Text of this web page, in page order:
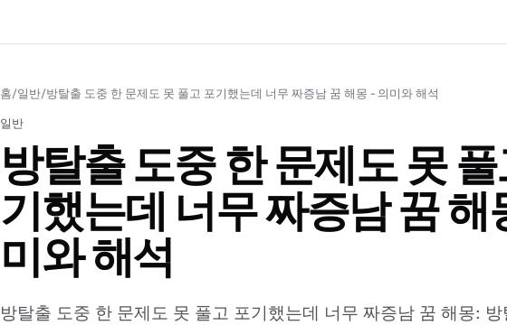
홈/일반/방탈출 도중 한 문제도 못 풀고 포기했는데 너무 짜증남 꿈 해몽 - 의미와 해석
일반
방탈출 도중 한 문제도 못
기했는데 너무 짜증남 꿈 해
미와 해석
방탈출 도중 한 문제도 못 풀고 포기했는데 너무 짜증남 꿈 해몽: